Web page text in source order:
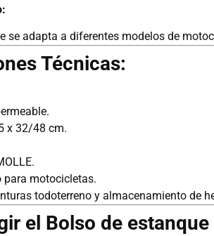
se adapta a diferentes modelos de
Técnicas:
x 32/48 cm.
para motocicletas.
todoterreno y almacenamiento de
el Bolso de